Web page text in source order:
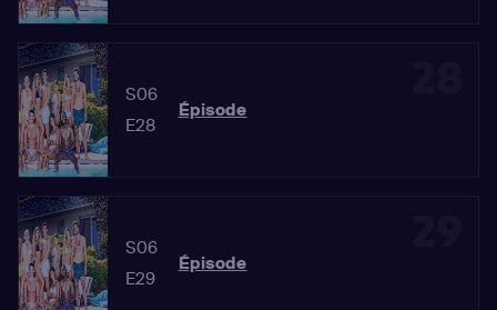
S06
E28
Épisode
S06
E29
Épisode